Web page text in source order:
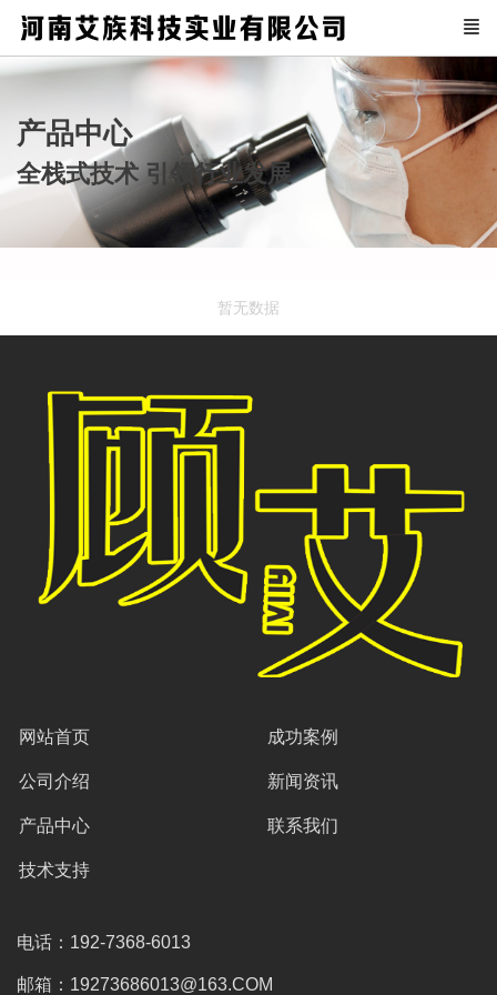
产品中心
全栈式技术 引领行业发展
暂无数据
网站首页
公司介绍
产品中心
技术支持
成功案例
新闻资讯
联系我们
电话：192-7368-6013
邮箱：19273686013@163.COM